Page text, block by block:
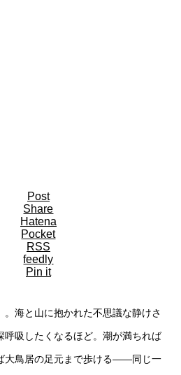
Post
Share
Hatena
Pocket
RSS
feedly
Pin it
海と山に抱かれた不思議な静けさ
呼吸したくなるほど。潮が満ちれば
大鳥居の足元まで歩ける——同じ一